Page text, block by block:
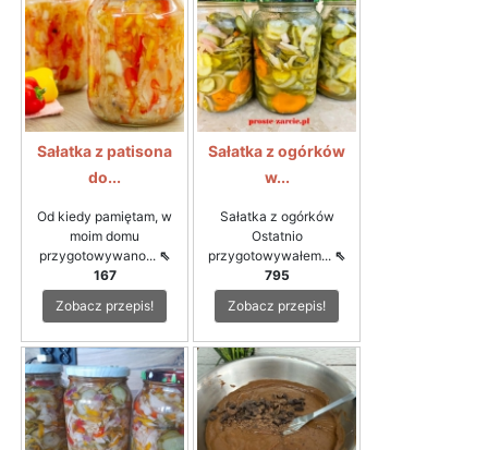
Sałatka z patisona
do...
Od kiedy pamiętam, w
moim domu
przygotowywano... ⇖
167
Zobacz przepis!
Sałatka z ogórków
w...
Sałatka z ogórków
Ostatnio
przygotowywałem... ⇖
795
Zobacz przepis!